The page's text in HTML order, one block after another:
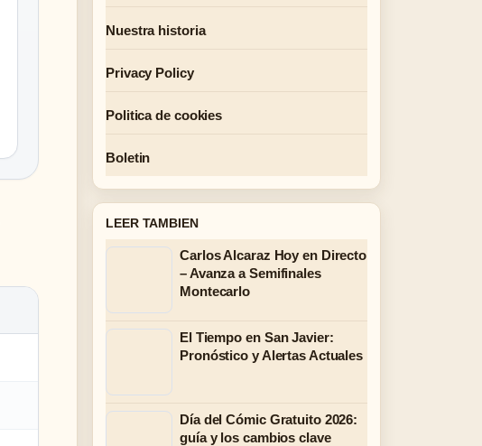
Nuestra historia
Privacy Policy
Politica de cookies
Boletin
LEER TAMBIEN
Carlos Alcaraz Hoy en Directo
– Avanza a Semifinales
Montecarlo
El Tiempo en San Javier:
Pronóstico y Alertas Actuales
Día del Cómic Gratuito 2026:
guía y los cambios clave